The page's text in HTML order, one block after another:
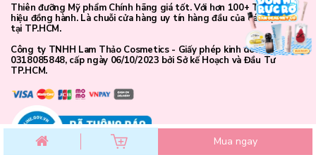
Mua ngay
Thiên đưỡng Mỹ phẩm Chính hãng giá tốt. Với hơn 100+ Thương
hiệu đồng hành. Là chuỗi cửa hàng uy tín hàng đầu của các bạn trẻ
tại TP.HCM.
Công ty TNHH Lam Thảo Cosmetics - Giấy phép kinh doanh số
0318085848, cấp ngày 06/10/2023 bởi Sở kế Hoạch và Đầu Tư
TP.HCM.